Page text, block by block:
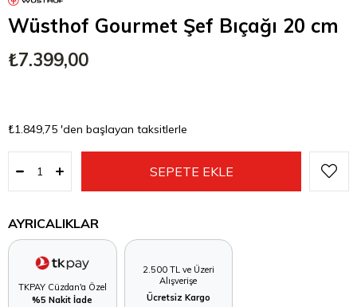
Wüsthof Gourmet Şef Bıçağı 20 cm
₺7.399,00
₺1.849,75 'den başlayan taksitlerle
AYRICALIKLAR
TKPAY Cüzdan'a Özel
%5 Nakit İade
2.500 TL ve Üzeri
Alışverişe
Ücretsiz Kargo